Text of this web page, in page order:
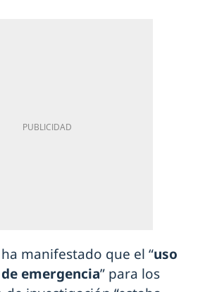
manifestado que el “uso
emergencia” para los